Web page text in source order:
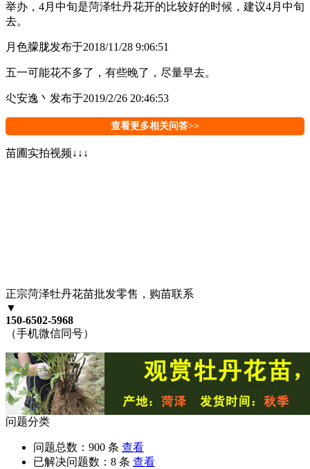
举办，4月中旬是菏泽牡丹花开的比较好的时候，建议4月中旬
去。
月色朦胧发布于2018/11/28 9:06:51
五一可能花不多了，有些晚了，尽量早去。
尐安逸丶 发布于2019/2/26 20:46:53
查看更多相关问答>>
苗圃实拍视频↓↓↓
正宗菏泽牡丹花苗批发零售，购苗联系
▼
150-6502-5968
（手机微信同号）
问题分类
问题总数： 900 条 查看
已解决问题数： 8 条 查看